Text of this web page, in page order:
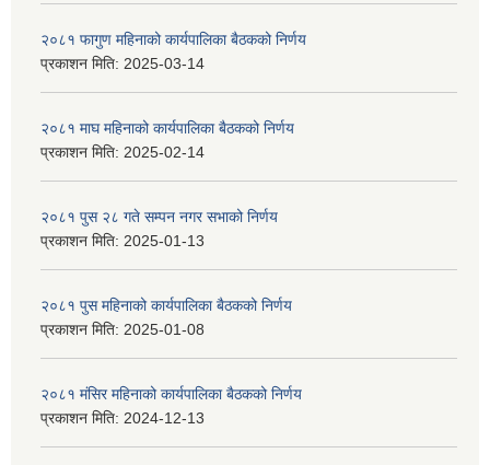
२०८१ फागुण महिनाको कार्यपालिका बैठकको निर्णय
प्रकाशन मिति: 2025-03-14
२०८१ माघ महिनाको कार्यपालिका बैठकको निर्णय
प्रकाशन मिति: 2025-02-14
२०८१ पुस २८ गते सम्प‍न नगर सभाको निर्णय
प्रकाशन मिति: 2025-01-13
२०८१ पुस महिनाको कार्यपालिका बैठकको निर्णय
प्रकाशन मिति: 2025-01-08
२०८१ मंसिर महिनाको कार्यपालिका बैठकको निर्णय
प्रकाशन मिति: 2024-12-13